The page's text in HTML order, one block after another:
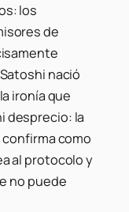
los
de
nació
ironía que
desprecio: la
como
al protocolo y
no puede